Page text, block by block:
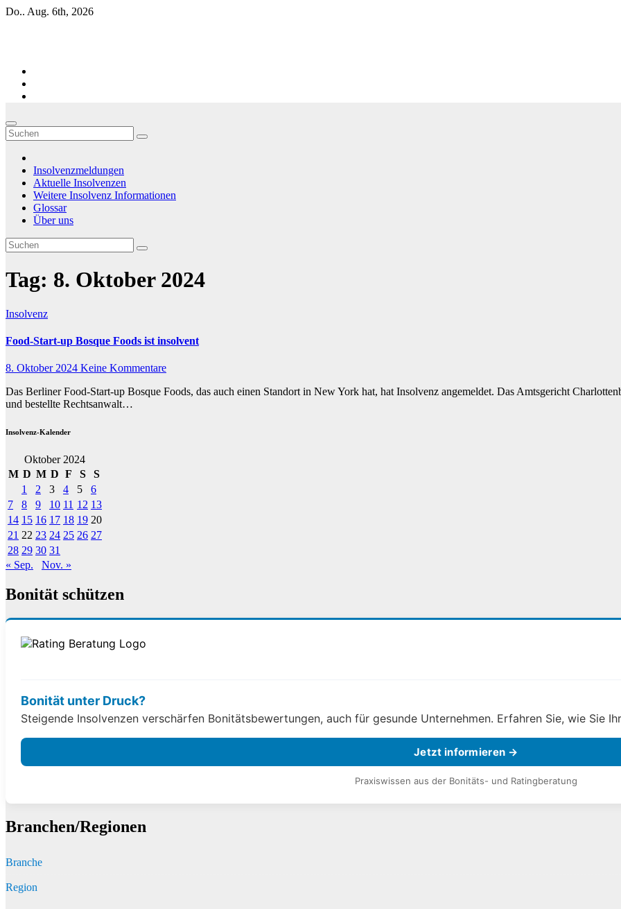
Zum
Do.. Aug. 6th, 2026
Insolvenzmeldungen
Aktuelle Insolvenzen
Weitere Insolvenz Informationen
Glossar
Über uns
Tag: 8. Oktober 2024
Insolvenz
Food-Start-up Bosque Foods ist insolvent
8. Oktober 2024 Keine Kommentare
Das Berliner Food-Start-up Bosque Foods, das auch einen Standort in New York hat, hat Insolvenz angemeldet. Das Amtsgericht
und bestellte Rechtsanwalt…
Insolvenz-Kalender
Oktober 2024
M D M D F S
S
1
2 3 4 5
6
7
8 9 10 11 12 13
14 15 16 17 18 19 20
21 22 23 24 25 26 27
28 29 30 31
« Sep.
Nov. »
Bonität schützen
Bonität unter Druck?
Steigende Insolvenzen verschärfen Bonitätsbewertungen, auch für gesunde Unternehmen. Erfahren Sie, wie Sie
Jetzt informieren →
Praxiswissen aus der Bonitäts- und Ratingberatung
Branchen/Regionen
Branche
Region